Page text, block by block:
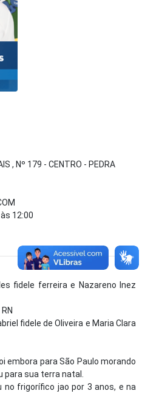
, Nº 179 - CENTRO - PEDRA
12:00
fidele ferreira e Nazareno Inez
fidele de Oliveira e Maria Clara
embora para São Paulo morando
para sua terra natal.
no frigorífico jao por 3 anos, e na